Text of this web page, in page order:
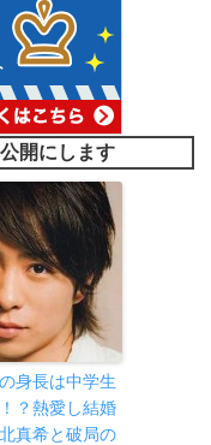
開にします
身長は中学生
？熱愛し結婚
真希と破局の